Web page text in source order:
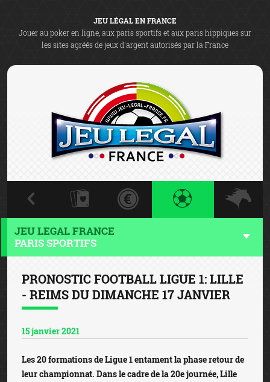
JEU LÉGAL EN FRANCE
Jouer au poker en ligne, aux paris sportifs et aux paris hippiques sur
les sites agréés de jeux d'argent autorisés par la France
JEU LEGAL FRANCE
PARIS SPORTIFS
PRONOSTIC FOOTBALL LIGUE 1: LILLE
- REIMS DU DIMANCHE 17 JANVIER
15 janvier 2021
Les 20 formations de Ligue 1 entament la phase retour de
leur championnat. Dans le cadre de la 20e journée, Lille